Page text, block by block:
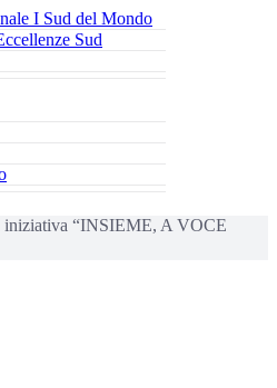
I Sud del Mondo
Sud
iniziativa “INSIEME, A VOCE